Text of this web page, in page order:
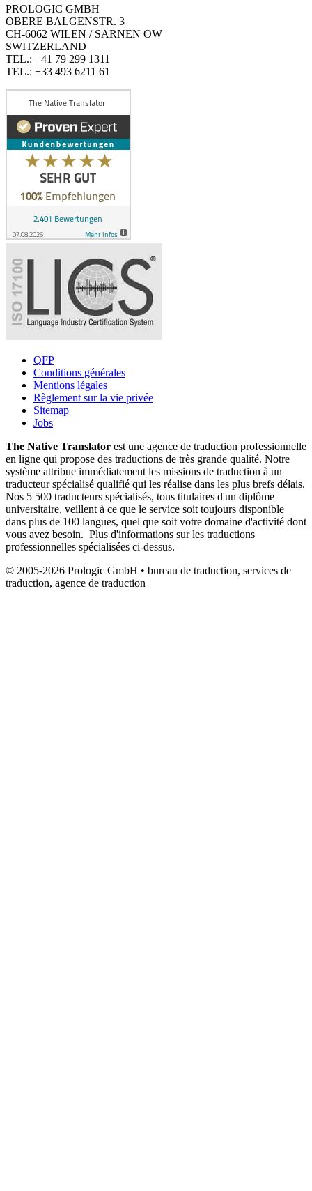
PROLOGIC GMBH
OBERE BALGENSTR. 3
CH-6062 WILEN / SARNEN OW
SWITZERLAND
TEL.: +41 79 299 1311
TEL.: +33 493 6211 61
QFP
Conditions générales
Mentions légales
Règlement sur la vie privée
Sitemap
Jobs
The Native Translator est une agence de traduction professionnelle
en ligne qui propose des traductions de très grande qualité. Notre
système attribue immédiatement les missions de traduction à un
traducteur spécialisé qualifié qui les réalise dans les plus brefs délais.
Nos 5 500 traducteurs spécialisés, tous titulaires d'un diplôme
universitaire, veillent à ce que le service soit toujours disponible
dans plus de 100 langues, quel que soit votre domaine d'activité dont
vous avez besoin. Plus d'informations sur les traductions
professionnelles spécialisées ci-dessus.
© 2005-2026 Prologic GmbH • bureau de traduction, services de
traduction, agence de traduction